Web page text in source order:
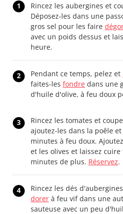
1
Rincez les aubergines et
Déposez-les dans une
gros sel pour les faire
avec un poids dessus et
heure.
2 Pendant ce temps, pelez et
faites-les fondre dans une
d'huile d'olive, à feu doux
3
Rincez les tomates et
ajoutez-les dans la poêle
minutes à feu doux.
et les olives et laissez
minutes de plus. Réservez.
4
Rincez les dés
dorer à feu vif dans une
sauteuse avec un peu